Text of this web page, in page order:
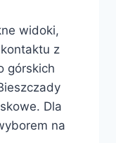
widoki,
z
górskich
Dla
na